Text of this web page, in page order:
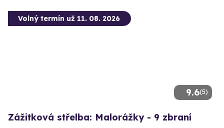
9.6(5)
Volný termín už 11. 08. 2026
Zážitková střelba: Malorážky - 9 zbraní